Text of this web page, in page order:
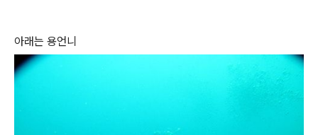
아래는 용언니